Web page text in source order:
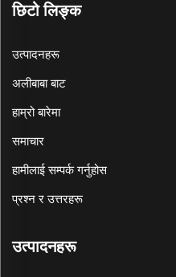
छिटो लिङ्क
उत्पादनहरू
अलीबाबा बाट
हाम्रो बारेमा
समाचार
हामीलाई सम्पर्क गर्नुहोस
प्रश्न र उत्तरहरू
उत्पादनहरू